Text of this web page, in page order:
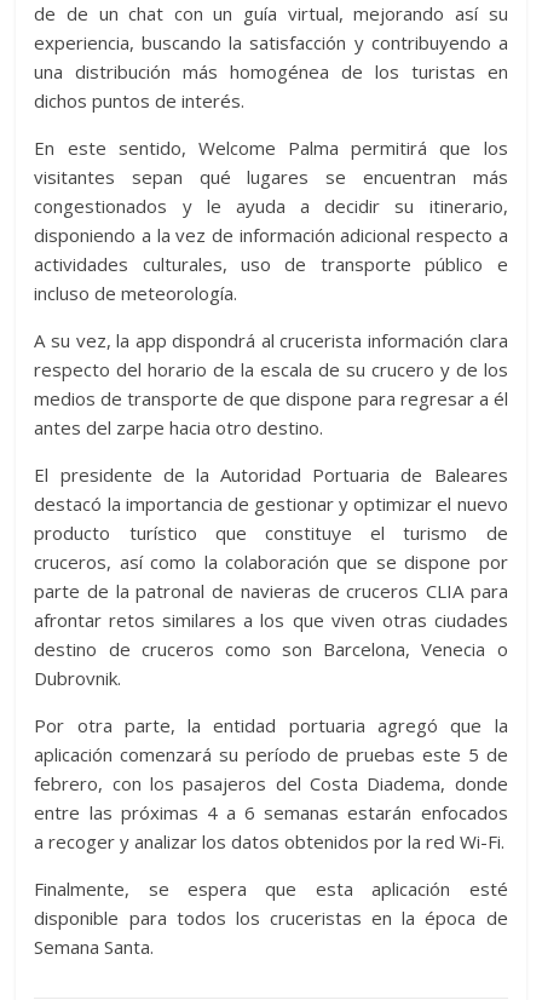
de de un chat con un guía virtual, mejorando así su
experiencia, buscando la satisfacción y contribuyendo a
una distribución más homogénea de los turistas en
dichos puntos de interés.
En este sentido, Welcome Palma permitirá que los
visitantes sepan qué lugares se encuentran más
congestionados y le ayuda a decidir su itinerario,
disponiendo a la vez de información adicional respecto a
actividades culturales, uso de transporte público e
incluso de meteorología.
A su vez, la app dispondrá al crucerista información clara
respecto del horario de la escala de su crucero y de los
medios de transporte de que dispone para regresar a él
antes del zarpe hacia otro destino.
El presidente de la Autoridad Portuaria de Baleares
destacó la importancia de gestionar y optimizar el nuevo
producto turístico que constituye el turismo de
cruceros, así como la colaboración que se dispone por
parte de la patronal de navieras de cruceros CLIA para
afrontar retos similares a los que viven otras ciudades
destino de cruceros como son Barcelona, Venecia o
Dubrovnik.
Por otra parte, la entidad portuaria agregó que la
aplicación comenzará su período de pruebas este 5 de
febrero, con los pasajeros del Costa Diadema, donde
entre las próximas 4 a 6 semanas estarán enfocados
a recoger y analizar los datos obtenidos por la red Wi-Fi.
Finalmente, se espera que esta aplicación esté
disponible para todos los cruceristas en la época de
Semana Santa.